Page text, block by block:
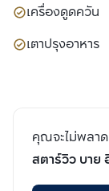
เครื่องดูดควัน
เตาปรุงอาหาร
คุณจะไม่พลาด
สตาร์วิว บาย